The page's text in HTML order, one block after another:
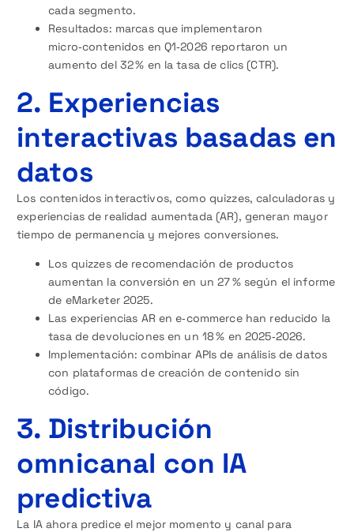
cada segmento.
Resultados: marcas que implementaron
micro‑contenidos en Q1‑2026 reportaron un
aumento del 32 % en la tasa de clics (CTR).
2. Experiencias
interactivas basadas en
datos
Los contenidos interactivos, como quizzes, calculadoras y
experiencias de realidad aumentada (AR), generan mayor
tiempo de permanencia y mejores conversiones.
Los quizzes de recomendación de productos
aumentan la conversión en un 27 % según el informe
de eMarketer 2025.
Las experiencias AR en e‑commerce han reducido la
tasa de devoluciones en un 18 % en 2025‑2026.
Implementación: combinar APIs de análisis de datos
con plataformas de creación de contenido sin
código.
3. Distribución
omnicanal con IA
predictiva
La IA ahora predice el mejor momento y canal para